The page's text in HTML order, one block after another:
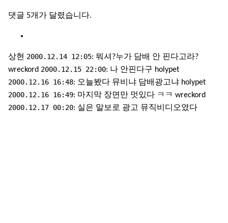
댓글 5개가 달렸습니다.
상현 2000.12.14 12:05: 뭐셔?누가 담배 안 핀다고라?
wreckord 2000.12.15 22:00: 나 안핀다구 holypet
2000.12.16 16:48: 오늘봤다 뮤비냐 담배광고냐 holypet
2000.12.16 16:49: 마지막 장면만 멋있다 ㅋㅋ wreckord
2000.12.17 00:20: 실은 말보로 광고 뮤직비디오였다